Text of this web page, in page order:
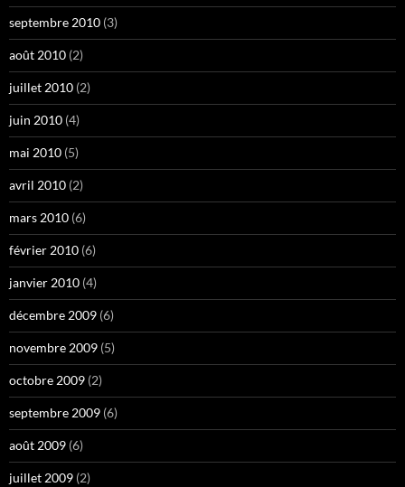
septembre 2010 (3)
août 2010 (2)
juillet 2010 (2)
juin 2010 (4)
mai 2010 (5)
avril 2010 (2)
mars 2010 (6)
février 2010 (6)
janvier 2010 (4)
décembre 2009 (6)
novembre 2009 (5)
octobre 2009 (2)
septembre 2009 (6)
août 2009 (6)
juillet 2009 (2)